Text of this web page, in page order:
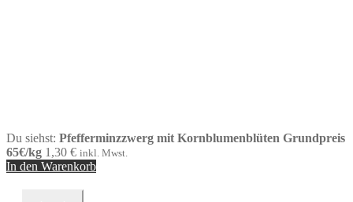
Du siehst: Pfefferminzzwerg mit Kornblumenblüten Grundpreis
65€/kg 1,30 € inkl. Mwst.
In den Warenkorb